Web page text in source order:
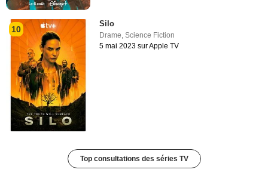
10
Silo
Drame ,Science Fiction
5 mai 2023 sur Apple TV
Top consultations des séries TV